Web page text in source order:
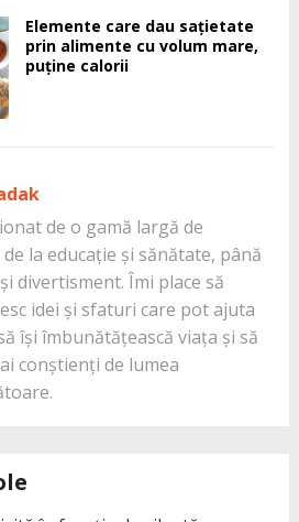
Elemente care dau sațietate
prin alimente cu volum mare,
puține calorii
de o gamă largă de
la educație și sănătate, până
divertisment. Îmi place să
idei și sfaturi care pot ajuta
își îmbunătățească viața și să
conștienți de lumea